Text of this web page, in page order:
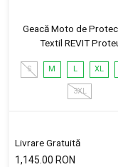
Geacă Moto de
Textil REVIT
S M L XL
3XL
Livrare Gratuită
1,145.00 RON